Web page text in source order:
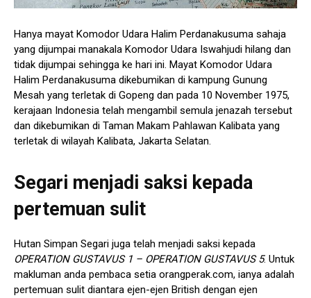
Hanya mayat Komodor Udara Halim Perdanakusuma sahaja
yang dijumpai manakala Komodor Udara Iswahjudi hilang dan
tidak dijumpai sehingga ke hari ini. Mayat Komodor Udara
Halim Perdanakusuma dikebumikan di kampung Gunung
Mesah yang terletak di Gopeng dan pada 10 November 1975,
kerajaan Indonesia telah mengambil semula jenazah tersebut
dan dikebumikan di Taman Makam Pahlawan Kalibata yang
terletak di wilayah Kalibata, Jakarta Selatan.
Segari menjadi saksi kepada
pertemuan sulit
Hutan Simpan Segari juga telah menjadi saksi kepada
OPERATION GUSTAVUS 1 – OPERATION GUSTAVUS 5. Untuk
makluman anda pembaca setia orangperak.com, ianya adalah
pertemuan sulit diantara ejen-ejen British dengan ejen